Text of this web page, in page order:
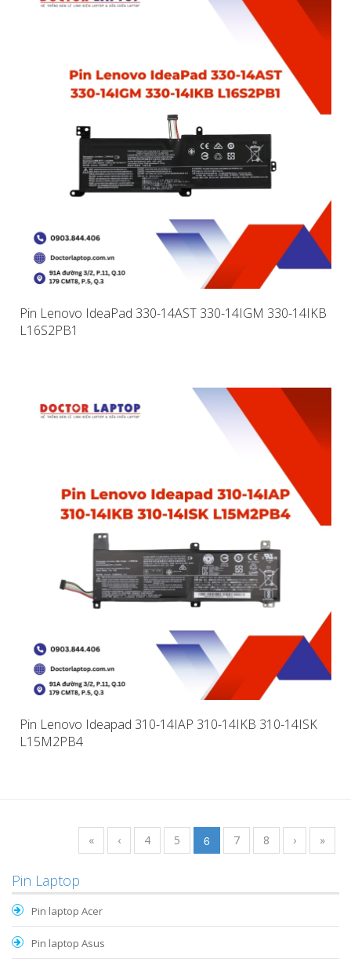
Pin Lenovo IdeaPad 330-14AST 330-14IGM 330-14IKB
L16S2PB1
Pin Lenovo Ideapad 310-14IAP 310-14IKB 310-14ISK
L15M2PB4
« ‹ 4 5 6 7 8 › »
Pin Laptop
Pin laptop Acer
Pin laptop Asus